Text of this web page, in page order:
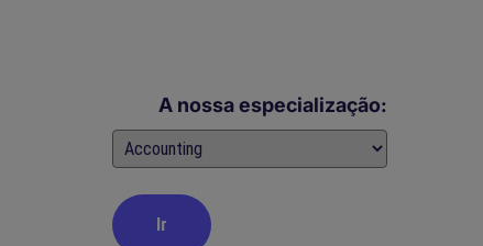
A nossa especialização: